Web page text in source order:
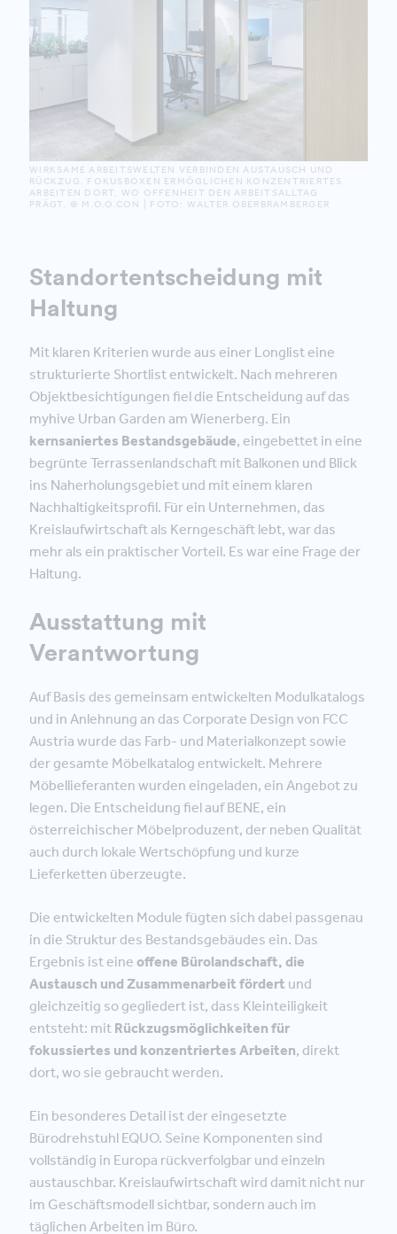
WIRKSAME ARBEITSWELTEN VERBINDEN AUSTAUSCH UND
RÜCKZUG. FOKUSBOXEN ERMÖGLICHEN KONZENTRIERTES
ARBEITEN DORT, WO OFFENHEIT DEN ARBEITSALLTAG
PRÄGT. © M.O.O.CON | FOTO: WALTER OBERBRAMBERGER
Standortentscheidung mit
Haltung
Mit klaren Kriterien wurde aus einer Longlist eine
strukturierte Shortlist entwickelt. Nach mehreren
Objektbesichtigungen fiel die Entscheidung auf das
myhive Urban Garden am Wienerberg. Ein
kernsaniertes Bestandsgebäude, eingebettet in eine
begrünte Terrassenlandschaft mit Balkonen und Blick
ins Naherholungsgebiet und mit einem klaren
Nachhaltigkeitsprofil. Für ein Unternehmen, das
Kreislaufwirtschaft als Kerngeschäft lebt, war das
mehr als ein praktischer Vorteil. Es war eine Frage der
Haltung.
Ausstattung mit
Verantwortung
Auf Basis des gemeinsam entwickelten Modulkatalogs
und in Anlehnung an das Corporate Design von FCC
Austria wurde das Farb- und Materialkonzept sowie
der gesamte Möbelkatalog entwickelt. Mehrere
Möbellieferanten wurden eingeladen, ein Angebot zu
legen. Die Entscheidung fiel auf BENE, ein
österreichischer Möbelproduzent, der neben Qualität
auch durch lokale Wertschöpfung und kurze
Lieferketten überzeugte.
Die entwickelten Module fügten sich dabei passgenau
in die Struktur des Bestandsgebäudes ein. Das
Ergebnis ist eine offene Bürolandschaft, die
Austausch und Zusammenarbeit fördert und
gleichzeitig so gegliedert ist, dass Kleinteiligkeit
entsteht: mit Rückzugsmöglichkeiten für
fokussiertes und konzentriertes Arbeiten, direkt
dort, wo sie gebraucht werden.
Ein besonderes Detail ist der eingesetzte
Bürodrehstuhl EQUO. Seine Komponenten sind
vollständig in Europa rückverfolgbar und einzeln
austauschbar. Kreislaufwirtschaft wird damit nicht nur
im Geschäftsmodell sichtbar, sondern auch im
täglichen Arbeiten im Büro.